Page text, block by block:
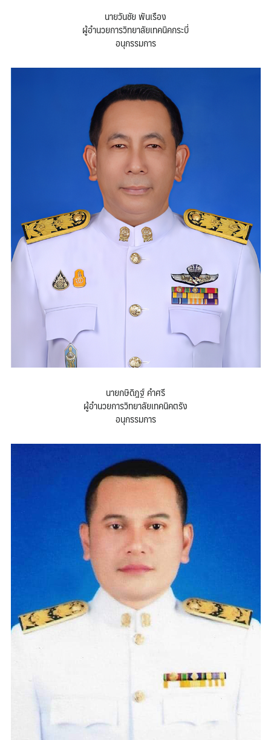
นายวันชัย พันเรือง
ผู้อำนวยการวิทยาลัยเทคนิคกระบี่
อนุกรรมการ
นายกษิดิฎฐ์ คําศรี
ผู้อำนวยการวิทยาลัยเทคนิคตรัง
อนุกรรมการ